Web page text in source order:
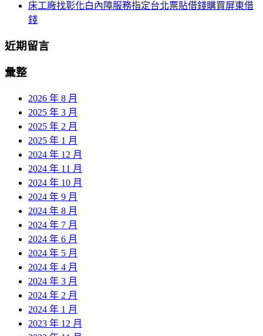
床工廠找彰化白內障服務指定台北票貼借錢購買屏東借
錢
近期留言
彙整
2026 年 8 月
2025 年 3 月
2025 年 2 月
2025 年 1 月
2024 年 12 月
2024 年 11 月
2024 年 10 月
2024 年 9 月
2024 年 8 月
2024 年 7 月
2024 年 6 月
2024 年 5 月
2024 年 4 月
2024 年 3 月
2024 年 2 月
2024 年 1 月
2023 年 12 月